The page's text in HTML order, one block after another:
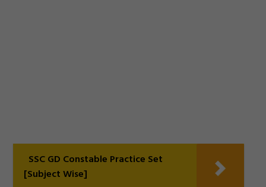
SSC GD Constable Practice Set
[Subject Wise]